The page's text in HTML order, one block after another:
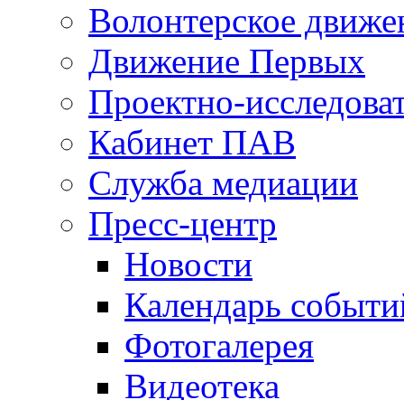
Волонтерское
Движение Первых
Проектно-
Кабинет ПАВ
Служба медиации
Пресс-центр
Новости
Календарь
Фотогалерея
Видеотека